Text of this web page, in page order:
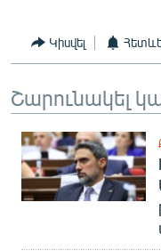
Կիսվել
Շարունակել